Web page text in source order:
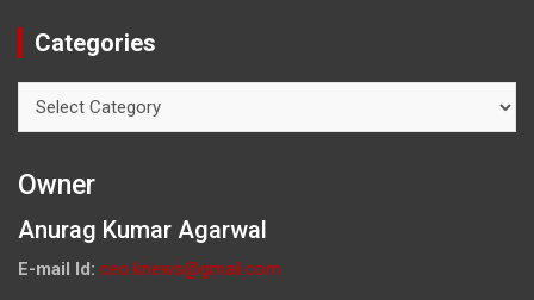
Categories
Owner
Anurag Kumar Agarwal
E-mail Id: ceo.knews@gmail.com